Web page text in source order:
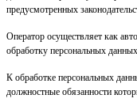
предусмотренных
Оператор осуществляет как
обработку персональных
К обработке персональных
должностные обязанности